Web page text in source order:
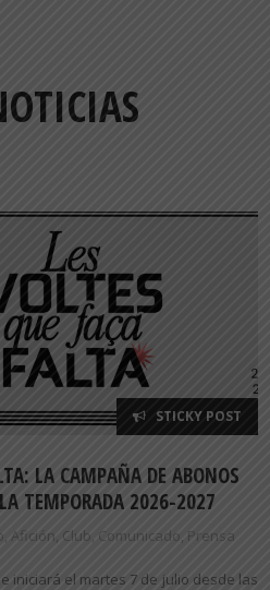
STICKY POST
LA CAMPAÑA DE ABONOS
TEMPORADA 2026-2027
Afición, Club Comunicado Prensa
iniciará el martes 7 de julio desde las